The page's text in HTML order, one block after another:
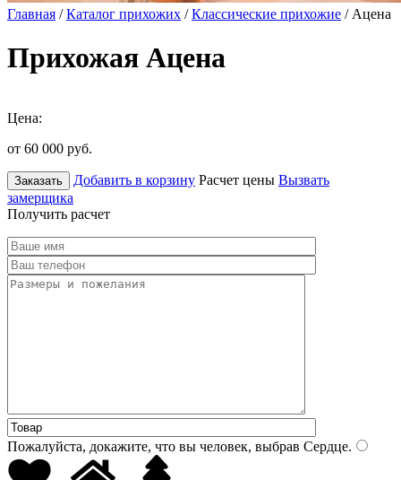
Главная /Каталог прихожих /Классические прихожие / Ацена
Прихожая Ацена
Цена:
от 60 000 руб.
Заказать Добавить в корзину Расчет цены Вызвать
замерщика
Получить расчет
Пожалуйста, докажите, что вы человек, выбрав Сердце.